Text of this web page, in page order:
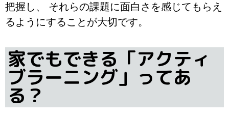
把握し、 それらの課題に面白さを感じてもらえ
るようにすることが大切です。
家でもできる「アクティ
ブラーニング」ってあ
る？